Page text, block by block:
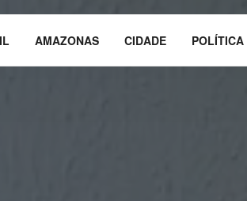
AMAZONAS CIDADE POLÍTICA